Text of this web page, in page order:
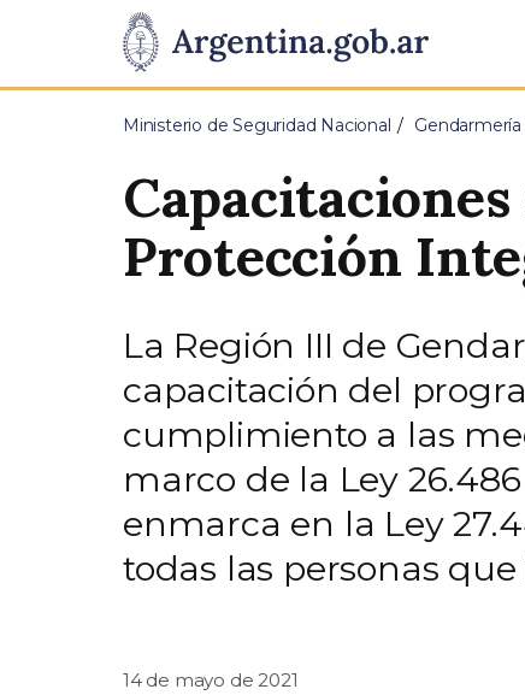
Presidencia
de
Pasar al contenido principal
Ministerio de Seguridad Nacional
Protección
La Región III de
capacitación del
cumplimiento a las
marco de la Ley
enmarca en la Ley
todas las personas
14 de mayo de 2021